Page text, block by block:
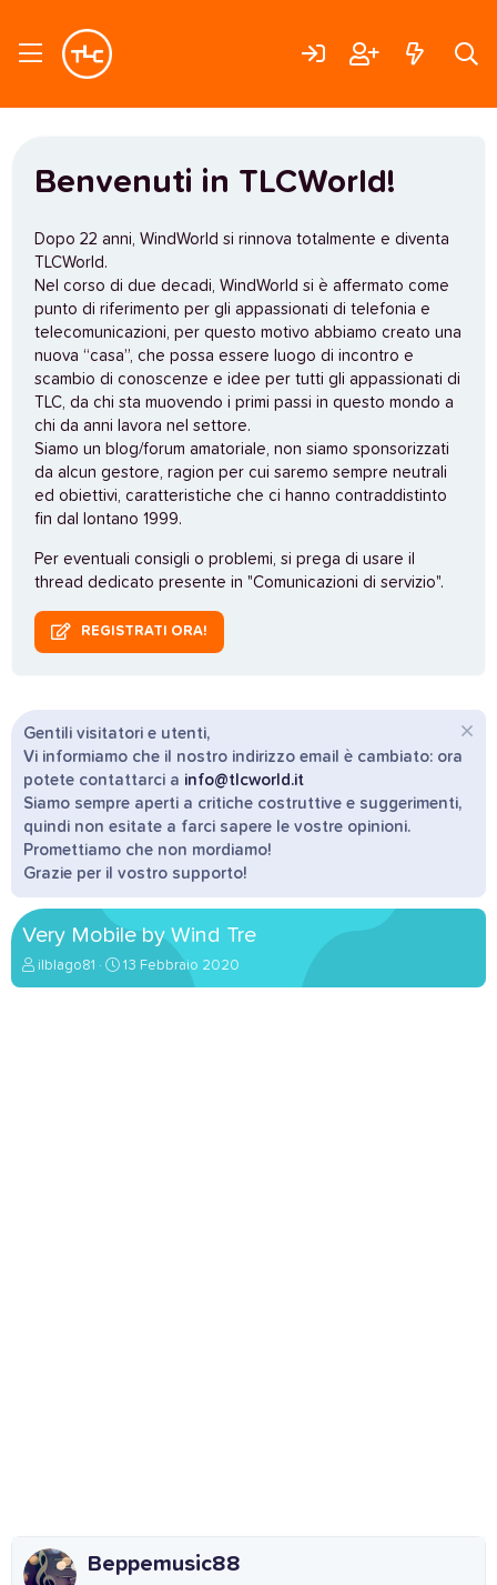
Benvenuti in TLCWorld!
Dopo 22 anni, WindWorld si rinnova totalmente e diventa
TLCWorld.
Nel corso di due decadi, WindWorld si è affermato come
punto di riferimento per gli appassionati di telefonia e
telecomunicazioni, per questo motivo abbiamo creato una
nuova “casa”, che possa essere luogo di incontro e
scambio di conoscenze e idee per tutti gli appassionati di
TLC, da chi sta muovendo i primi passi in questo mondo a
chi da anni lavora nel settore.
Siamo un blog/forum amatoriale, non siamo sponsorizzati
da alcun gestore, ragion per cui saremo sempre neutrali
ed obiettivi, caratteristiche che ci hanno contraddistinto
fin dal lontano 1999.
Per eventuali consigli o problemi, si prega di usare il
thread dedicato presente in "Comunicazioni di servizio".
REGISTRATI ORA!
Gentili visitatori e utenti,
Vi informiamo che il nostro indirizzo email è cambiato: ora
potete contattarci a info@tlcworld.it
Siamo sempre aperti a critiche costruttive e suggerimenti,
quindi non esitate a farci sapere le vostre opinioni.
Promettiamo che non mordiamo!
Grazie per il vostro supporto!
Very Mobile by Wind Tre
A
u
ilblago81
D
a
13 Febbraio 2020
Beppemusic88